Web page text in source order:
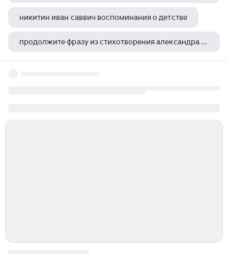
никитин иван саввич воспоминания о детстве
продолжите фразу из стихотворения александра блока да скифы мы да